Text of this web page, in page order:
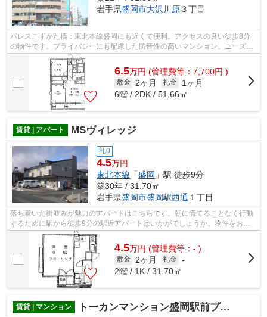
岩手県盛岡市大沢川原３丁目
パレスこずかた橋：東北本線盛岡にも近くて便利。アクセスの良い徒歩8分
の物件です。プライバシーにも配慮した防音性の高いマンション。ニーズの
高い、陽当たり環境良好な物件です。つ...
6.5万円 (管理費等：7,700円 )
敷金 2ヶ月 礼金
1ヶ月
6階 / 2DK / 51.66㎡
賃貸 | アパート MSヴィレッジ
礼0
4.5万円
東北本線 「盛岡 」駅 徒歩9分
築30年 / 31.70㎡
岩手県盛岡市盛岡駅西通 １丁目
落ち着いた街並みが魅力のアパートはこちらです。朝に慌てることなく行動
するために駅から徒歩9分の駅近アパートはいかがでしょうか。物件をお探
しなら、当社が取り扱う物件情報から探...
4.5万円 (管理費等：- )
敷金 2ヶ月 礼金 -
2階 / 1K / 31.70㎡
賃貸 | マンション トーカンマンション盛岡駅前プラザ壱番館